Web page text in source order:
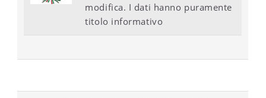
modifica. I dati hanno puramente
titolo informativo